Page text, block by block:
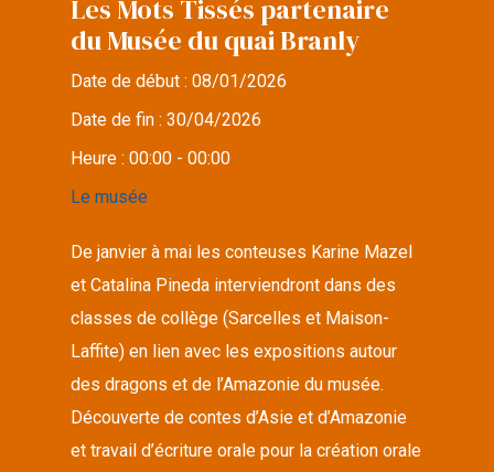
Les Mots Tissés partenaire
du Musée du quai Branly
Date de début :08/01/2026
Date de fin :30/04/2026
Heure :00:00 - 00:00
Le musée
De janvier à mai les conteuses Karine Mazel
et Catalina Pineda interviendront dans des
classes de collège (Sarcelles et Maison-
Laffite) en lien avec les expositions autour
des dragons et de l’Amazonie du musée.
Découverte de contes d’Asie et d’Amazonie
et travail d’écriture orale pour la création orale